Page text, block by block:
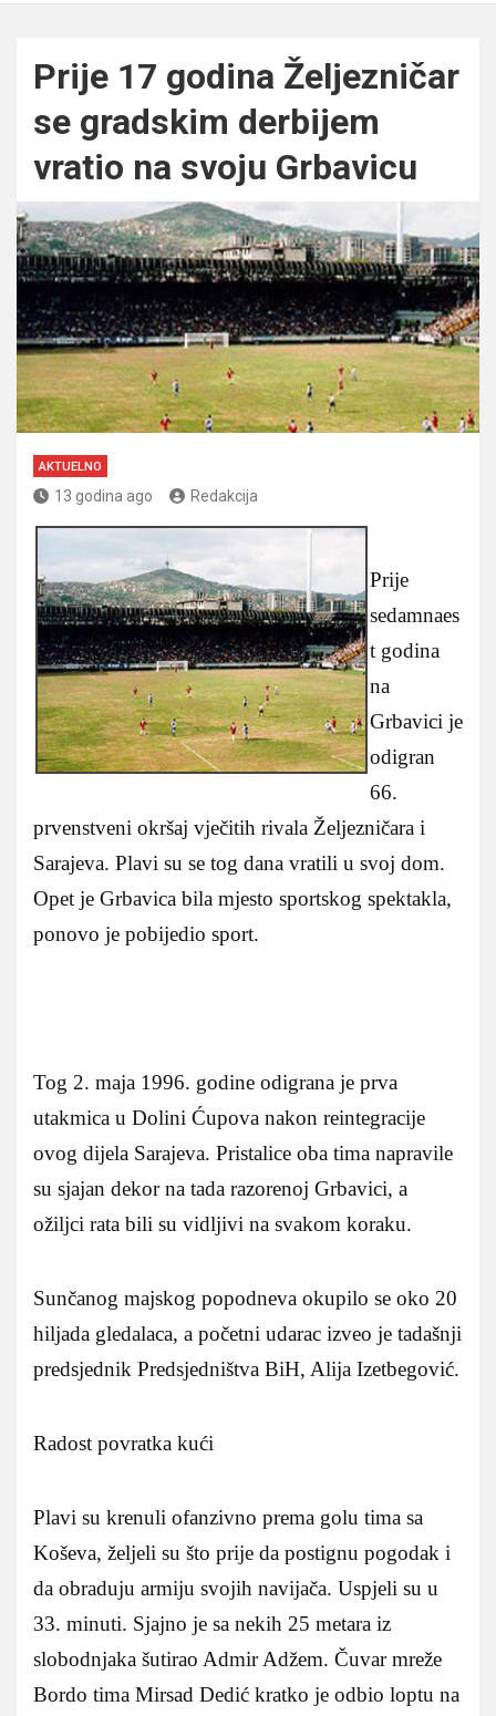
Prije 17 godina Željezničar
se gradskim derbijem
vratio na svoju Grbavicu
AKTUELNO
13 godina ago Redakcija
Prije
sedamnaes
t godina
na
Grbavici je
odigran
66.
prvenstveni okršaj vječitih rivala Željezničara i
Sarajeva. Plavi su se tog dana vratili u svoj dom.
Opet je Grbavica bila mjesto sportskog spektakla,
ponovo je pobijedio sport.
Tog 2. maja 1996. godine odigrana je prva
utakmica u Dolini Ćupova nakon reintegracije
ovog dijela Sarajeva. Pristalice oba tima napravile
su sjajan dekor na tada razorenoj Grbavici, a
ožiljci rata bili su vidljivi na svakom koraku.
Sunčanog majskog popodneva okupilo se oko 20
hiljada gledalaca, a početni udarac izveo je tadašnji
predsjednik Predsjedništva BiH, Alija Izetbegović.
Radost povratka kući
Plavi su krenuli ofanzivno prema golu tima sa
Koševa, željeli su što prije da postignu pogodak i
da obraduju armiju svojih navijača. Uspjeli su u
33. minuti. Sjajno je sa nekih 25 metara iz
slobodnjaka šutirao Admir Adžem. Čuvar mreže
Bordo tima Mirsad Dedić kratko je odbio loptu na